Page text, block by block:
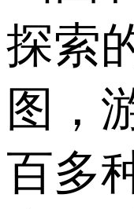
探索
图，
百多